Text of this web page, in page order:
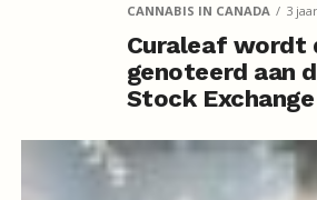
CANNABIS IN CANADA 3
Curaleaf wordt
genoteerd aan
Stock